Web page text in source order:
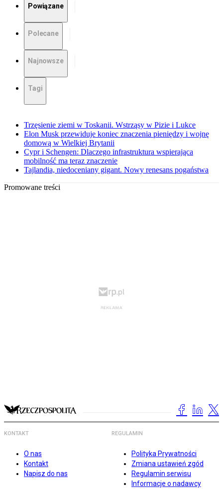
Powiązane
Polecane
Najnowsze
Tagi
Trzęsienie ziemi w Toskanii. Wstrząsy w Pizie i Lukce
Elon Musk przewiduje koniec znaczenia pieniędzy i wojnę
domową w Wielkiej Brytanii
Cypr i Schengen: Dlaczego infrastruktura wspierająca
mobilność ma teraz znaczenie
Tajlandia, niedoceniany gigant. Nowy renesans pogaństwa
Promowane treści
KONTAKT
O nas
Kontakt
Napisz do nas
REGULAMIN
Polityka Prywatności
Zmiana ustawień zgód
Regulamin serwisu
Informacje o nadawcy